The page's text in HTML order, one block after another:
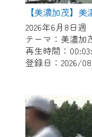
【美濃加茂】
2026年6月8日
テーマ：美濃加
再生時間：
登録日：2026/